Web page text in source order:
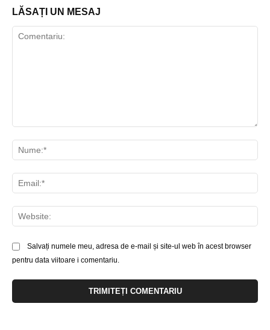
LĂSAȚI UN MESAJ
Salvați numele meu, adresa de e-mail și site-ul web în acest browser
pentru data viitoare i comentariu.